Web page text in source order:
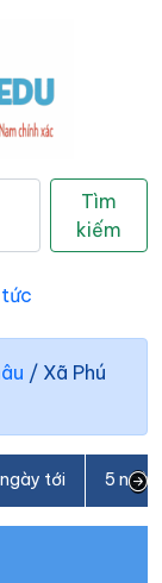
Tìm
kiếm
/ Xã Phú
tới 5